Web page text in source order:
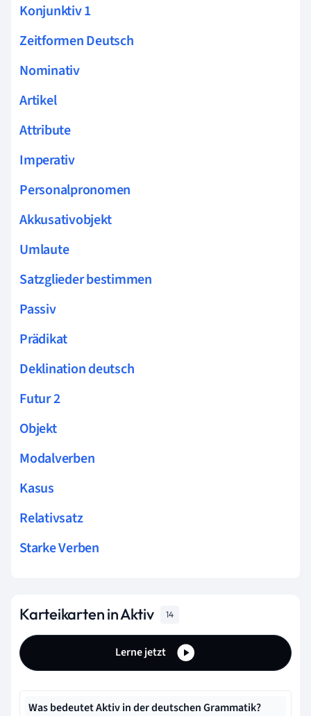
Konjunktiv 1
Zeitformen Deutsch
Nominativ
Artikel
Attribute
Imperativ
Personalpronomen
Akkusativobjekt
Umlaute
Satzglieder bestimmen
Passiv
Prädikat
Deklination deutsch
Futur 2
Objekt
Modalverben
Kasus
Relativsatz
Starke Verben
Karteikarten in Aktiv 14
Lerne jetzt
Was bedeutet Aktiv in der deutschen Grammatik?